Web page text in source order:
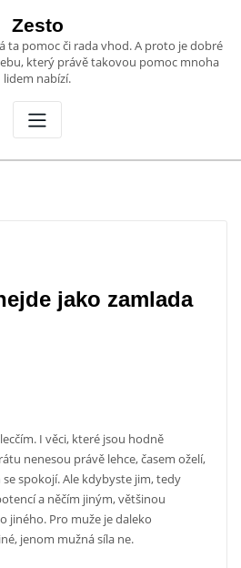
Zesto
ta pomoc či rada vhod. A proto je dobré
který právě takovou pomoc mnoha
lidem nabízí.
jako zamlada
I věci, které jsou hodně
nenesou právě lehce, časem oželí,
spokojí. Ale kdybyste jim, tedy
a něčím jiným, většinou
jiného. Pro muže je daleko
jenom mužná síla ne.